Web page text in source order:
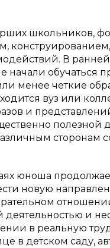
школьников,
В
начали обучаться
менее четкие
вуз или
и
сторонам
юноша
новую
и
в реальную
в детском саду,